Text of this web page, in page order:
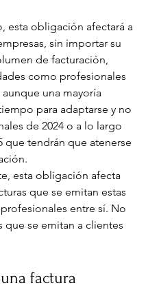
esta obligación afectará a
sin importar su
de facturación,
como profesionales
una mayoría
para adaptarse y no
de 2024 o a lo largo
que tendrán que atenerse
esta obligación afecta
que se emitan estas
entre sí. No
que se emitan a clientes
factura